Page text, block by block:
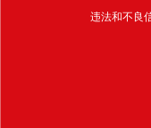
违法和不良